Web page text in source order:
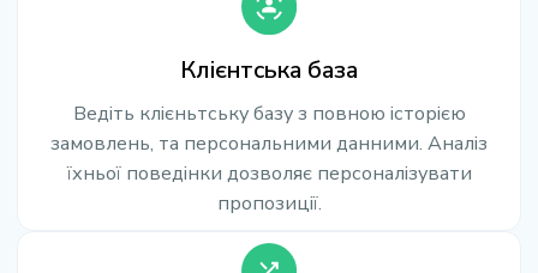
Клієнтська база
Ведіть клієньтську базу з повною історією
замовлень, та персональними данними. Аналіз
їхньої поведінки дозволяє персоналізувати
пропозиції.